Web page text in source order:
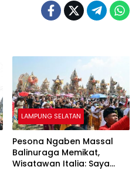
LAMPUNG SELATAN
Pesona Ngaben Massal
Balinuraga Memikat,
Wisatawan Italia: Saya